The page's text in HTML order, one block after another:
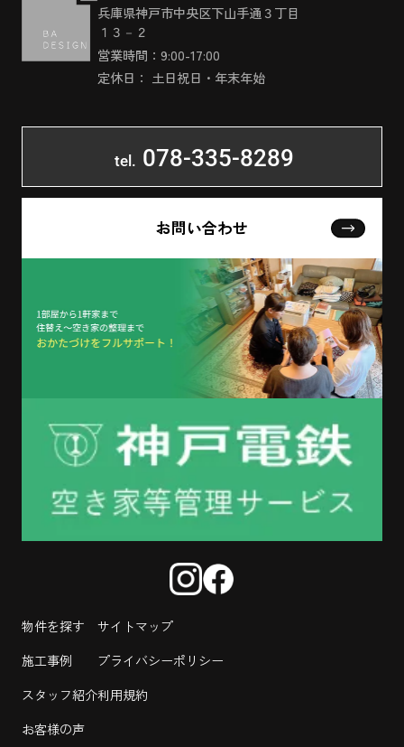
兵庫県神戸市中央区下山手通３丁目
１３－２
営業時間：9:00-17:00
定休日： 土日祝日・年末年始
tel. 078-335-8289
お問い合わせ
物件を探す
施工事例
スタッフ紹介
お客様の声
サイトマップ
プライバシーポリシー
利用規約